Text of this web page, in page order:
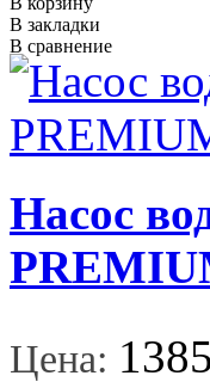
В закладки
В сравнение
Насос
Цена: